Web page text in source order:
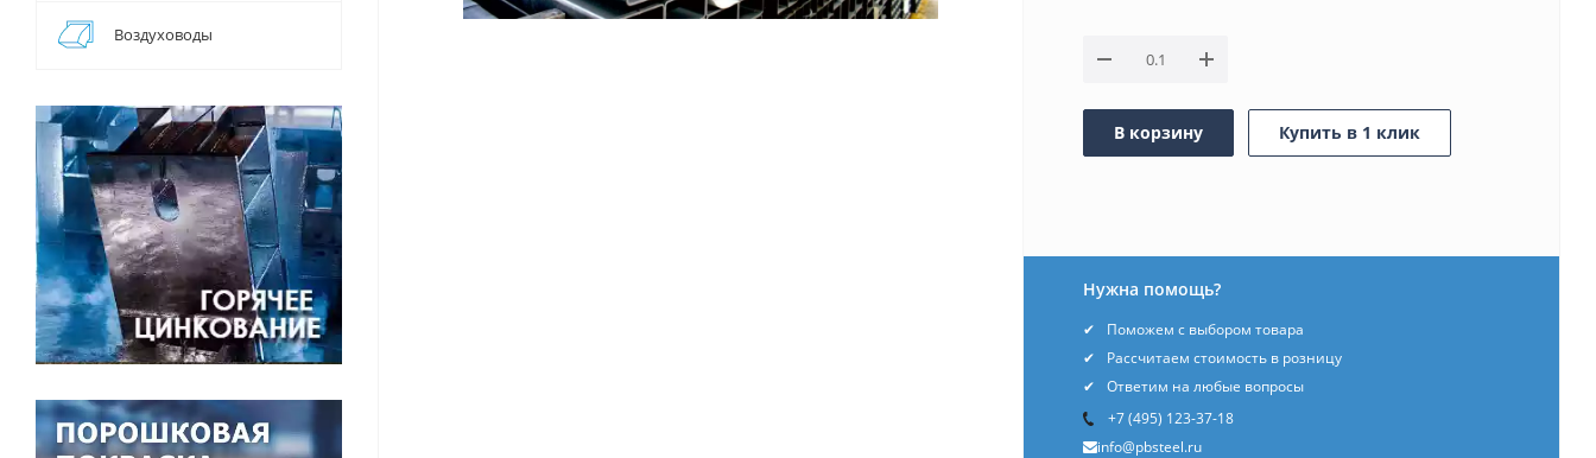
В корзину Купить в 1 клик
Нужна помощь?
Поможем с выбором товара
Рассчитаем стоимость в розницу
Ответим на любые вопросы
+7 (495) 123-37-18
info@pbsteel.ru
Воздуховоды